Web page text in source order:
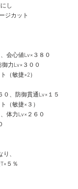
し
ジカット
会心値Lv×３８０
力Lv×３００
捷×2）
、防御貫通Lv×１５
捷×３）
体力Lv×２６０
、
５％